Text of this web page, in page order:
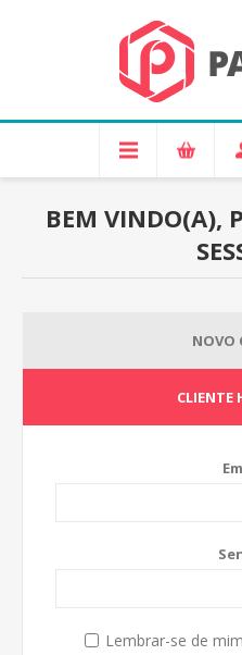
BEM VINDO(A),
NOVO
CLIENTE
Lembrar-se de